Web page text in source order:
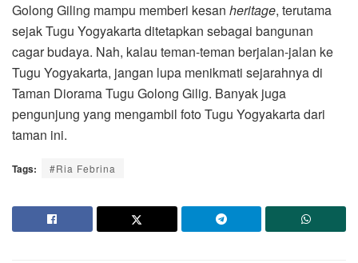
Golong Giling mampu memberi kesan heritage, terutama
sejak Tugu Yogyakarta ditetapkan sebagai bangunan
cagar budaya. Nah, kalau teman-teman berjalan-jalan ke
Tugu Yogyakarta, jangan lupa menikmati sejarahnya di
Taman Diorama Tugu Golong Gilig. Banyak juga
pengunjung yang mengambil foto Tugu Yogyakarta dari
taman ini.
Tags: #Ria Febrina